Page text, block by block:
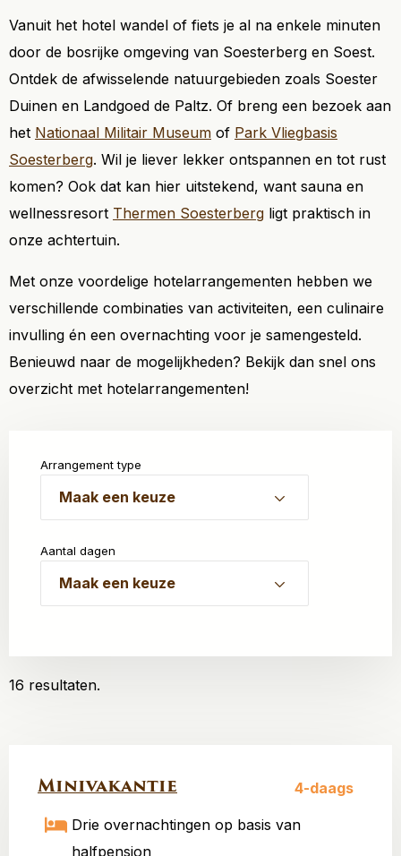
Vanuit het hotel wandel of fiets je al na enkele minuten
door de bosrijke omgeving van Soesterberg en Soest.
Ontdek de afwisselende natuurgebieden zoals Soester
Duinen en Landgoed de Paltz. Of breng een bezoek aan
het Nationaal Militair Museum of Park Vliegbasis
Soesterberg. Wil je liever lekker ontspannen en tot rust
komen? Ook dat kan hier uitstekend, want sauna en
wellnessresort Thermen Soesterberg ligt praktisch in
onze achtertuin.
Met onze voordelige hotelarrangementen hebben we
verschillende combinaties van activiteiten, een culinaire
invulling én een overnachting voor je samengesteld.
Benieuwd naar de mogelijkheden? Bekijk dan snel ons
overzicht met hotelarrangementen!
Arrangement type
Maak een keuze
Aantal dagen
Maak een keuze
16 resultaten.
4-daags
Minivakantie
Drie overnachtingen op basis van
halfpension